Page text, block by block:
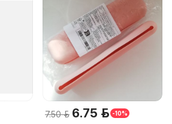
7.50 р. 6.75 р. -10%